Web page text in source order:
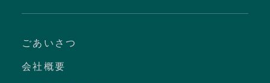
ごあいさつ
会社概要